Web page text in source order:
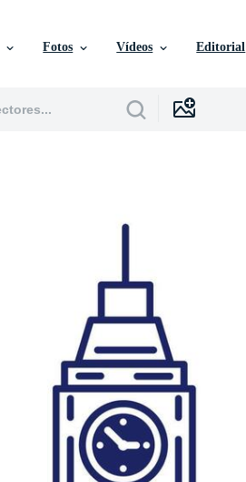
Fotos Vídeos Editorial